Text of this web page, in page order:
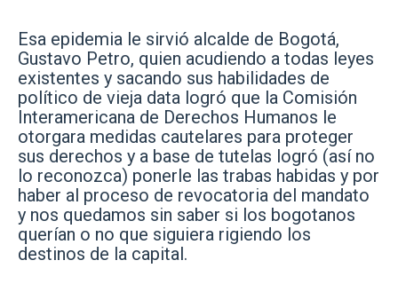
Esa epidemia le sirvió alcalde de Bogotá,
Gustavo Petro, quien acudiendo a todas leyes
existentes y sacando sus habilidades de
político de vieja data logró que la Comisión
Interamericana de Derechos Humanos le
otorgara medidas cautelares para proteger
sus derechos y a base de tutelas logró (así no
lo reconozca) ponerle las trabas habidas y por
haber al proceso de revocatoria del mandato
y nos quedamos sin saber si los bogotanos
querían o no que siguiera rigiendo los
destinos de la capital.